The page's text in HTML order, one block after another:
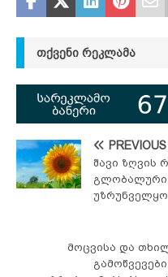
ᲗᲥᲕᲔᲜᲘ ᲠᲔᲙᲚᲐᲛᲐ
PREVIOUS
შავი ზღვის
გლობალური
მოცვისა და